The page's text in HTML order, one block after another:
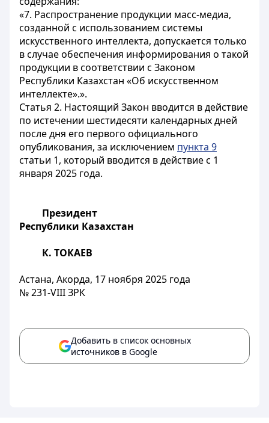
«7. Распространение продукции масс-медиа,
созданной с использованием системы
искусственного интеллекта, допускается только
в случае обеспечения информирования о такой
продукции в соответствии с Законом
Республики Казахстан «Об искусственном
интеллекте».».
Статья 2. Настоящий Закон вводится в действие
по истечении шестидесяти календарных дней
после дня его первого официального
опубликования, за исключением пункта 9
статьи 1, который вводится в действие с 1
января 2025 года.
Президент
Республики Казахстан
К. ТОКАЕВ
Астана, Акорда, 17 ноября 2025 года
№ 231-VIII ЗРК
Добавить в список основных
источников в Google